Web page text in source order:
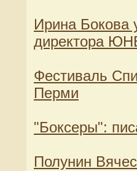
Ирина Бокова
директора
Фестиваль
Перми
"Боксеры":
Полунин